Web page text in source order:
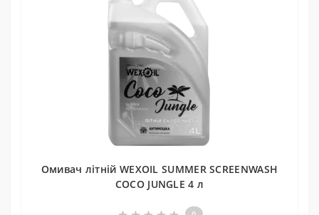
Омивач літній WEXOIL SUMMER SCREENWASH
COCO JUNGLE 4 л